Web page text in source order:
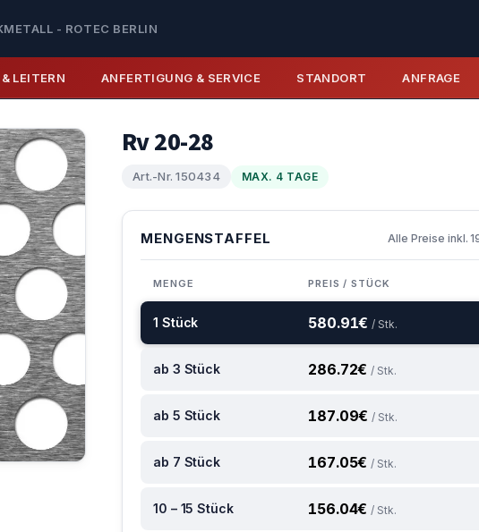
- ROTEC BERLIN
LEITERN ANFERTIGUNG & SERVICE STANDORT ANFRAGE
Rv 20-28
Art.-Nr. 150434 MAX. 4 TAGE
MENGENSTAFFEL Alle Preise inkl.
MENGE PREIS / STÜCK
1 Stück 580.91€ / Stk.
ab 3 Stück 286.72€ / Stk.
ab 5 Stück 187.09€ / Stk.
ab 7 Stück 167.05€ / Stk.
10 – 15 Stück 156.04€ / Stk.